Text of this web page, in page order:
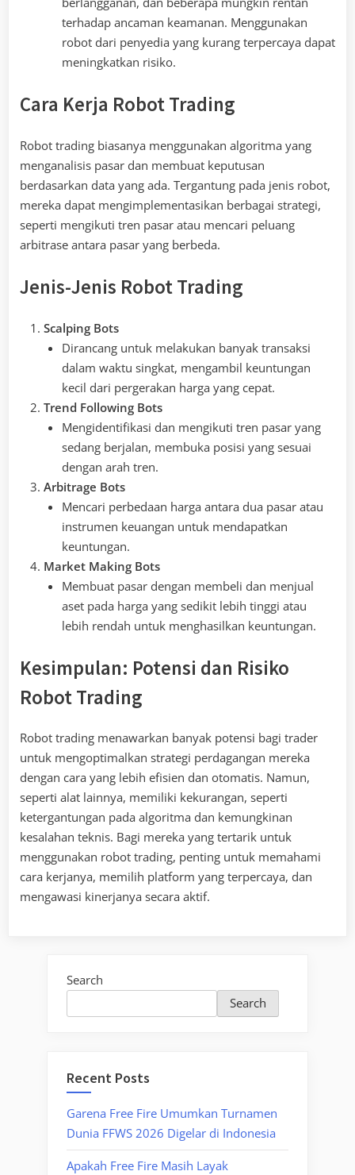
terhadap ancaman keamanan. Menggunakan
robot dari penyedia yang kurang terpercaya dapat
meningkatkan risiko.
Cara Kerja Robot Trading
Robot trading biasanya menggunakan algoritma yang
menganalisis pasar dan membuat keputusan
berdasarkan data yang ada. Tergantung pada jenis robot,
mereka dapat mengimplementasikan berbagai strategi,
seperti mengikuti tren pasar atau mencari peluang
arbitrase antara pasar yang berbeda.
Jenis-Jenis Robot Trading
Scalping Bots
Dirancang untuk melakukan banyak transaksi
dalam waktu singkat, mengambil keuntungan
kecil dari pergerakan harga yang cepat.
Trend Following Bots
Mengidentifikasi dan mengikuti tren pasar yang
sedang berjalan, membuka posisi yang sesuai
dengan arah tren.
Arbitrage Bots
Mencari perbedaan harga antara dua pasar atau
instrumen keuangan untuk mendapatkan
keuntungan.
Market Making Bots
Membuat pasar dengan membeli dan menjual
aset pada harga yang sedikit lebih tinggi atau
lebih rendah untuk menghasilkan keuntungan.
Kesimpulan: Potensi dan Risiko
Robot Trading
Robot trading menawarkan banyak potensi bagi trader
untuk mengoptimalkan strategi perdagangan mereka
dengan cara yang lebih efisien dan otomatis. Namun,
seperti alat lainnya, memiliki kekurangan, seperti
ketergantungan pada algoritma dan kemungkinan
kesalahan teknis. Bagi mereka yang tertarik untuk
menggunakan robot trading, penting untuk memahami
cara kerjanya, memilih platform yang terpercaya, dan
mengawasi kinerjanya secara aktif.
Search
Search
Recent Posts
Garena Free Fire Umumkan Turnamen
Dunia FFWS 2026 Digelar di Indonesia
Apakah Free Fire Masih Layak